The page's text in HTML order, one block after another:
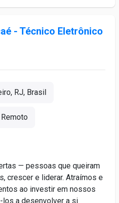
- Técnico Eletrônico
RJ, Brasil
Remoto
— pessoas que queiram
crescer e liderar. Atraímos e
ao investir em nossos
los a desenvolver a si